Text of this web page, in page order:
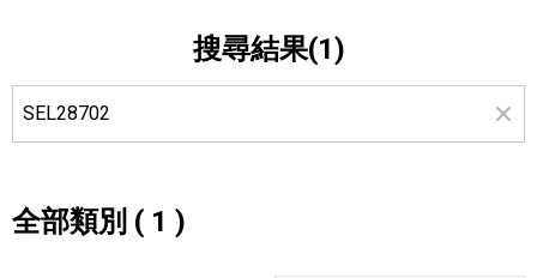
搜尋結果(1)
全部類別 ( 1 )